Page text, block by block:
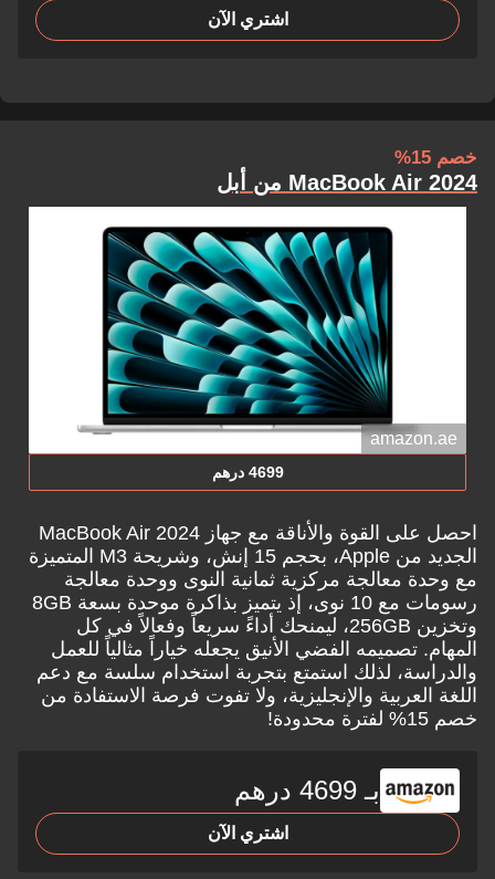
اشتري الآن
خصم 15%
MacBook Air 2024 من أبل
amazon.ae
4699 درهم
احصل على القوة والأناقة مع جهاز MacBook Air 2024
الجديد من Apple، بحجم 15 إنش، وشريحة M3 المتميزة
مع وحدة معالجة مركزية ثمانية النوى ووحدة معالجة
رسومات مع 10 نوى، إذ يتميز بذاكرة موحدة بسعة 8GB
وتخزين 256GB، ليمنحك أداءً سريعاً وفعالاً في كل
المهام. تصميمه الفضي الأنيق يجعله خياراً مثالياً للعمل
والدراسة، لذلك استمتع بتجربة استخدام سلسة مع دعم
اللغة العربية والإنجليزية، ولا تفوت فرصة الاستفادة من
خصم 15% لفترة محدودة!
بـ 4699 درهم
اشتري الآن